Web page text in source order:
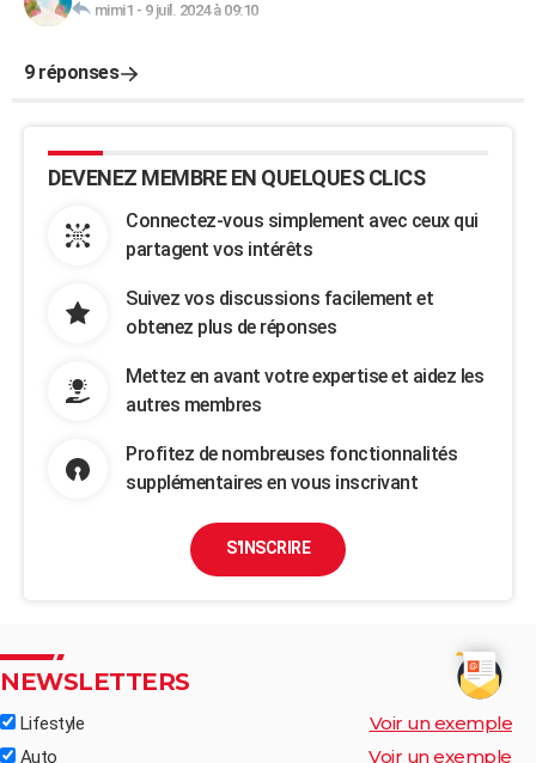
mimi1 - 9 juil. 2024 à 09:10
9 réponses
DEVENEZ MEMBRE EN QUELQUES CLICS
Connectez-vous simplement avec ceux qui
partagent vos intérêts
Suivez vos discussions facilement et
obtenez plus de réponses
Mettez en avant votre expertise et aidez les
autres membres
Profitez de nombreuses fonctionnalités
supplémentaires en vous inscrivant
S'INSCRIRE
NEWSLETTERS
Lifestyle Voir un exemple
Auto Voir un exemple